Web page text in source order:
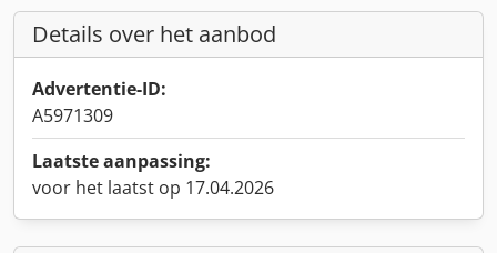
Details over het aanbod
Advertentie-ID:
A5971309
Laatste aanpassing:
voor het laatst op 17.04.2026